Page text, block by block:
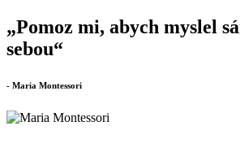
„Pomoz mi, abych myslel
sebou“
- Maria Montessori